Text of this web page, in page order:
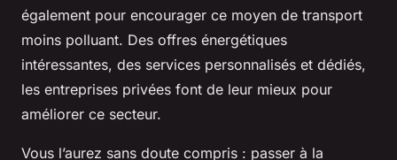
également pour encourager ce moyen de transport
moins polluant. Des offres énergétiques
intéressantes, des services personnalisés et dédiés,
les entreprises privées font de leur mieux pour
améliorer ce secteur.
Vous l’aurez sans doute compris : passer à la